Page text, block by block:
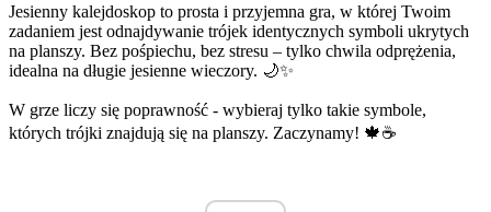
Jesienny kalejdoskop to prosta i przyjemna gra, w której Twoim
zadaniem jest odnajdywanie trójek identycznych symboli ukrytych
na planszy. Bez pośpiechu, bez stresu – tylko chwila odprężenia,
idealna na długie jesienne wieczory. 🌙✨
W grze liczy się poprawność - wybieraj tylko takie symbole,
których trójki znajdują się na planszy. Zaczynamy! 🍁☕